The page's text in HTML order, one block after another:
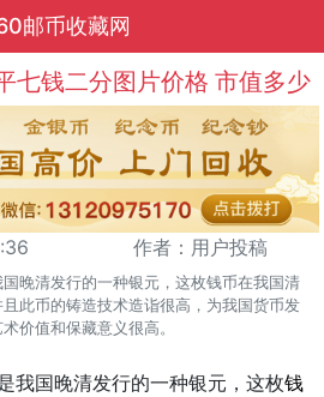
邮币收藏网
七钱二分图片价格 市值多少
作者：用户投稿
晚清发行的一种银元，这枚钱币在我国清
此币的铸造技术造诣很高，为我国货币发
价值和保藏意义很高。
国晚清发行的一种银元，这枚钱